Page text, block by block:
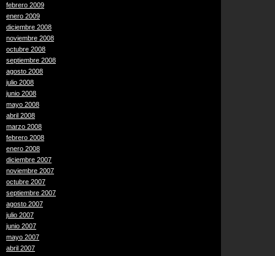
febrero 2009
enero 2009
diciembre 2008
noviembre 2008
octubre 2008
septiembre 2008
agosto 2008
julio 2008
junio 2008
mayo 2008
abril 2008
marzo 2008
febrero 2008
enero 2008
diciembre 2007
noviembre 2007
octubre 2007
septiembre 2007
agosto 2007
julio 2007
junio 2007
mayo 2007
abril 2007